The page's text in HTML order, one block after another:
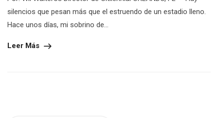
silencios que pesan más que el estruendo de un estadio lleno.
Hace unos días, mi sobrino de...
Leer Más